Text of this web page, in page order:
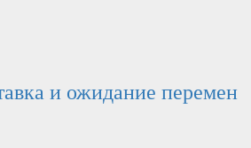
и ожидание перемен